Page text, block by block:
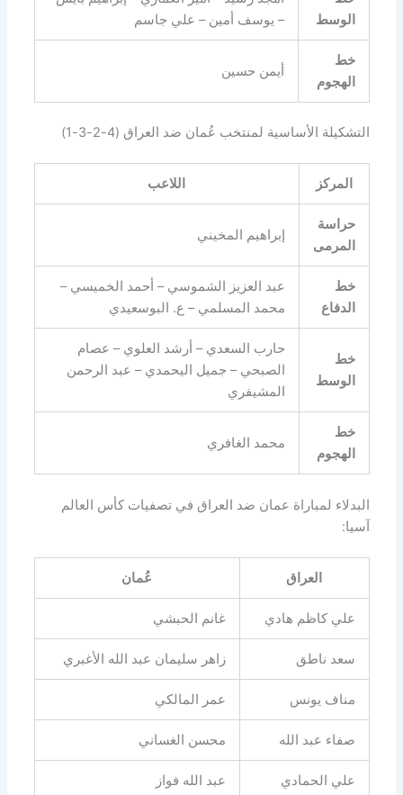
الوسط
– يوسف أمين – علي جاسم
خط
الهجوم
أيمن حسين
التشكيلة الأساسية لمنتخب عُمان ضد العراق (4-2-3-1)
المركز اللاعب
حراسة
المرمى
إبراهيم المخيني
خط
الدفاع
عبد العزيز الشموسي – أحمد الخميسي –
محمد المسلمي – ع. البوسعيدي
خط
الوسط
حارب السعدي – أرشد العلوي – عصام
الصبحي – جميل اليحمدي – عبد الرحمن
المشيفري
خط
الهجوم
محمد الغافري
البدلاء لمباراة عمان ضد العراق في تصفيات كأس العالم
آسيا:
العراق عُمان
علي كاظم هادي غانم الحبشي
سعد ناطق زاهر سليمان عبد الله الأغبري
مناف يونس عمر المالكي
صفاء عبد الله محسن الغساني
علي الحمادي عبد الله فواز